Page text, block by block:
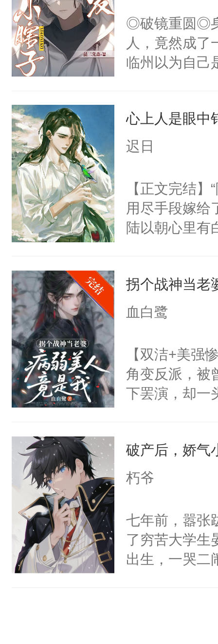
子，门下所有
杀了同为魔道
绝于师门前。
了当年。回到
道吗？大师
二师兄了。
忘记了对二师
会给大师兄
现言烬就站在
静。这一世，
才任由受自毁
中有穿越者！
◎破镜重圆◎
人，竟然成了
临州以为自己
心上人是眼中
迟日
【正文完结
用尽手段嫁给
陆以朝心里有
情，他以为，
夜祁砚清缩在
了。”祁砚清
死。”.祁砚清
什么不能是他
次死都不想
谁？”“楚星你
以朝的注视
了，最后一次
塞。陆以朝痛
以朝啊，我来
距，抓着乱
拐个战神当老
血白鹭
【双洁+美强
角变反派，被
下罢演，却一
越不对劲。怕
宣布：“从今
至在他发热
变，李砚寒总
戏？”却又默
浑身是血将他
破产后，娇气
朽爷
七年前，嚣张
了穷苦大学生
出生，一哭二